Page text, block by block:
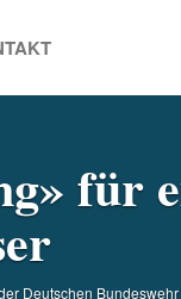
für
Deutschen